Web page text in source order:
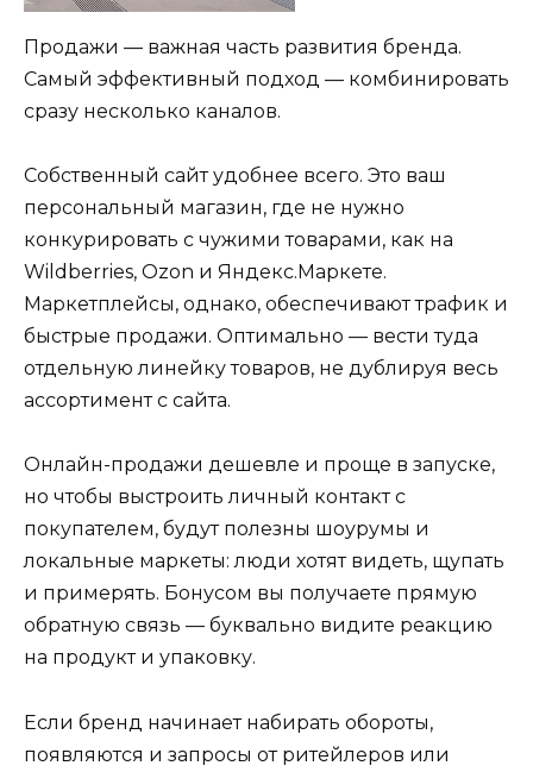
Продажи — важная часть развития бренда.
Самый эффективный подход — комбинировать
сразу несколько каналов.
Собственный сайт удобнее всего. Это ваш
персональный магазин, где не нужно
конкурировать с чужими товарами, как на
Wildberries, Ozon и Яндекс.Маркете.
Маркетплейсы, однако, обеспечивают трафик и
быстрые продажи. Оптимально — вести туда
отдельную линейку товаров, не дублируя весь
ассортимент с сайта.
Онлайн-продажи дешевле и проще в запуске,
но чтобы выстроить личный контакт с
покупателем, будут полезны шоурумы и
локальные маркеты: люди хотят видеть, щупать
и примерять. Бонусом вы получаете прямую
обратную связь — буквально видите реакцию
на продукт и упаковку.
Если бренд начинает набирать обороты,
появляются и запросы от ритейлеров или